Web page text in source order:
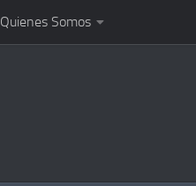
Quienes Somos